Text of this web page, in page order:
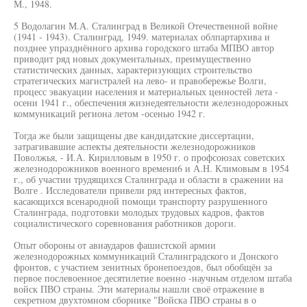
М., 1948.
5 Водолагин М.А. Сталинград в Великой Отечественной войне
(1941 - 1943). Сталинград, 1949. материалах облпартархива и
позднее упразднённого архива городского штаба МПВО автор
приводит ряд новых документальных, преимущественно
статистических данных, характеризующих строительство
стратегических магистралей на лево- и правобережье Волги,
процесс эвакуации населения и материальных ценностей лета -
осени 1941 г., обеспечения жизнедеятельности железнодорожных
коммуникаций региона летом -осенью 1942 г.
Тогда же были защищены две кандидатские диссертации,
затрагивавшие аспекты деятельности железнодорожников
Поволжья, - И.А. Кирилловым в 1950 г. о профсоюзах советских
железнодорожников военного времени6 и А.Н. Климовым в 1954
г., об участии трудящихся Сталинграда и области в сражении на
Волге . Исследователи привели ряд интересных фактов,
касающихся всенародной помощи транспорту разрушенного
Сталинграда, подготовки молодых трудовых кадров, фактов
социалистического соревнования работников дороги.
Опыт обороны от авиаударов фашистской армии
железнодорожных коммуникаций Сталинградского и Донского
фронтов, с участием зенитных бронепоездов, был обобщён за
первое послевоенное десятилетие военно -научным отделом штаба
войск ПВО страны. Эти материалы нашли своё отражение в
секретном двухтомном сборнике "Войска ПВО страны в о